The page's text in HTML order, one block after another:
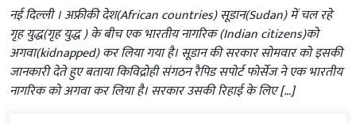
नई दिल्‍ली । अफ्रीकी देश(African countries) सूडान(Sudan) में चल रहे
गृह युद्ध(गृह युद्ध ) के बीच एक भारतीय नागरिक (Indian citizens)को
अगवा(kidnapped) कर लिया गया है। सूडान की सरकार सोमवार को इसकी
जानकारी देते हुए बताया किविद्रोही संगठन रैपिड सपोर्ट फोर्सेज ने एक भारतीय
नागरिक को अगवा कर लिया है। सरकार उसकी रिहाई के लिए […]